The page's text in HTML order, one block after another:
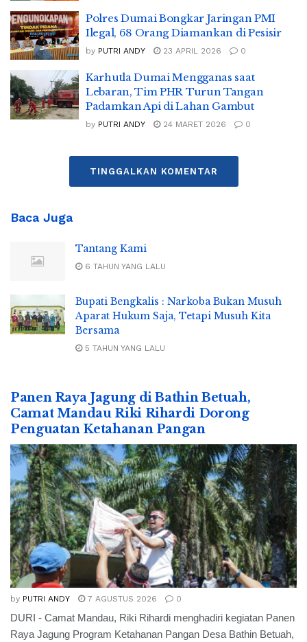
Polres Dumai Bongkar Jaringan PMI
Ilegal, 68 Orang Diamankan di Pesisir
by PUTRI ANDY 23 APRIL 2026 0
Karhutla Dumai Mengganas saat
Lebaran, Tim PHR Turun Tangan
Padamkan Api di Lahan Gambut
by PUTRI ANDY 24 MARET 2026 0
TINGGALKAN KOMENTAR
Baca Juga
Tantang Kami
6 TAHUN YANG LALU
Bupati Bengkalis : Narkoba Bukan Musuh
Aparat Hukum Saja, Tetapi Musuh Kita
Bersama
5 TAHUN YANG LALU
Panen Raya Jagung di Bathin Betuah,
Camat Mandau Riki Rihardi Dorong
Penguatan Ketahanan Pangan
by PUTRI ANDY 7 AGUSTUS 2026 0
DURI - Camat Mandau, Riki Rihardi menghadiri kegiatan Panen
Raya Jagung Program Ketahanan Pangan Desa Bathin Betuah,